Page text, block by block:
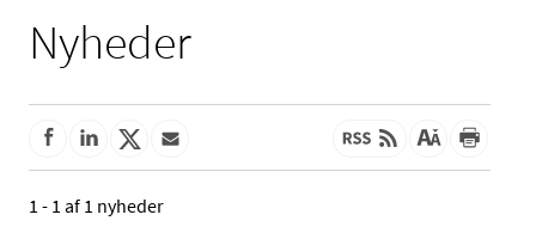
Nyheder
1 - 1 af 1 nyheder